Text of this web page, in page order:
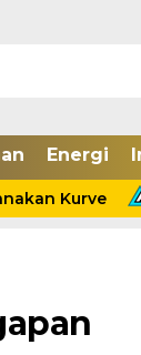
Energi
Kurve